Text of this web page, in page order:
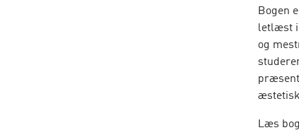
Bogen
letlæst
og
Læs